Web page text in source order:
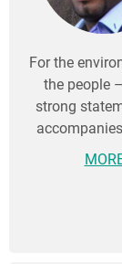
For the
the people
strong